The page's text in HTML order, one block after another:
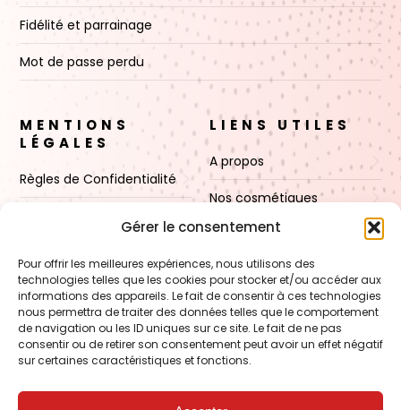
Gérer le consentement
Pour offrir les meilleures expériences, nous utilisons des
technologies telles que les cookies pour stocker et/ou accéder aux
informations des appareils. Le fait de consentir à ces technologies
nous permettra de traiter des données telles que le comportement
de navigation ou les ID uniques sur ce site. Le fait de ne pas
consentir ou de retirer son consentement peut avoir un effet négatif
sur certaines caractéristiques et fonctions.
Fidélité et parrainage
Mot de passe perdu
MENTIONS
LÉGALES
Règles de Confidentialité
Politique de cookies (UE)
LIENS UTILES
A propos
Nos cosmétiques
Nos cires
Boutique
Contact